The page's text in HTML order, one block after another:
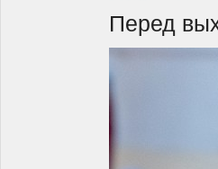
Перед